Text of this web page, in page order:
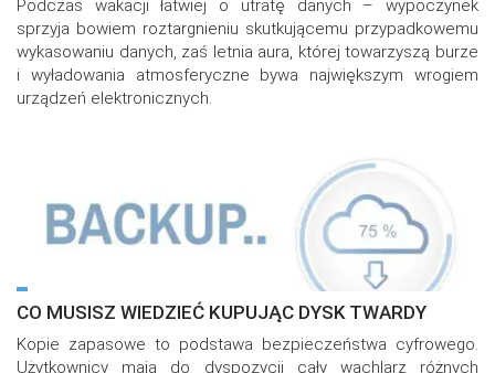
Podczas wakacji łatwiej o utratę danych – wypoczynek
sprzyja bowiem roztargnieniu skutkującemu przypadkowemu
wykasowaniu danych, zaś letnia aura, której towarzyszą burze
i wyładowania atmosferyczne bywa największym wrogiem
urządzeń elektronicznych.
CO MUSISZ WIEDZIEĆ KUPUJĄC DYSK TWARDY
Kopie zapasowe to podstawa bezpieczeństwa cyfrowego.
Użytkownicy mają do dyspozycji cały wachlarz różnych